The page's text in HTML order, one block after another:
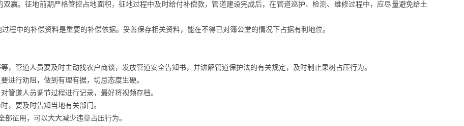
赢。征地前期严格管控占地面积，征地过程中及时给付补偿款，管道建设完成后，在管道巡护、检测、维修过程中，应尽量避免给土
程中的补偿资料是重要的补偿依据。妥善保存相关资料，能在不得已对簿公堂的情况下占据有利地位。
，管道人员要及时主动找农户商谈，发放管道安全告知书，并讲解管道保护法的有关规定，及时制止果树占压行为。
进行劝阻，做到有理有据，切忌态度生硬。
管道人员调节过程进行记录，最好将视频存档。
，要及时告知当地有关部门。
征用，可以大大减少违章占压行为。